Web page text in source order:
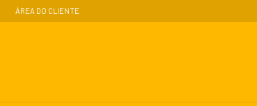
ÁREA DO CLIENTE